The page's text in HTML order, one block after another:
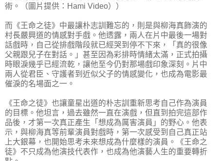
術。（圖片提供：Hami Video））
而《王命之徒》中最讓朴志訓難忘的，則是與柳海真飾演的
村長嚴興道的情感對手戲。他透露，兩人在片中最後一場對
話戲時，自己從排戲階段就已經哭到停不下來，「真的很像
父親跟兒子在對話。」甚至因為彩排時情緒太滿，正式拍攝
時眼淚幾乎已經流乾，讓他至今仍對那場戲印象深刻。片中
兩人從君臣、守護者到近似父子的情感變化，也成為電影最
催淚的名場面之一。
《王命之徒》也讓童星出道的朴志訓重新思考自己作為演員
的目標。他坦言，過去雖然一直在演戲，但直到拍完這部作
品後，才第一次真正產生「想成為厲害演員」的野心。他表
示，與柳海真等前輩演員對戲時，第一次感受到自己真正站
上大銀幕，也開始思考未來想成為什麼樣的演員。《王命之
徒》不只成為他演技代表作，也成為他演藝人生的重要轉折